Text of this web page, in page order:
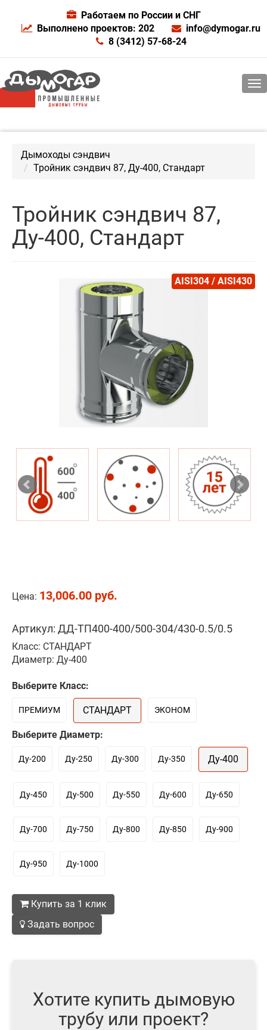
Работаем по России и СНГ
Выполнено проектов: 202
info@dymogar.ru
8 (3412) 57-68-24
Дымоходы сэндвич
Тройник сэндвич 87, Ду-400, Стандарт
Тройник сэндвич 87,
Ду-400, Стандарт
AISI304 / AISI430
Цена: 13,006.00 руб.
Артикул: ДД-ТП400-400/500-304/430-0.5/0.5
Класс: СТАНДАРТ
Диаметр: Ду-400
Выберите Класс:
ПРЕМИУМ СТАНДАРТ ЭКОНОМ
Выберите Диаметр:
Ду-200 Ду-250 Ду-300 Ду-350 Ду-400
Ду-450 Ду-500 Ду-550 Ду-600 Ду-650
Ду-700 Ду-750 Ду-800 Ду-850 Ду-900
Ду-950 Ду-1000
Купить за 1 клик
Задать вопрос
Хотите купить дымовую
трубу или проект?